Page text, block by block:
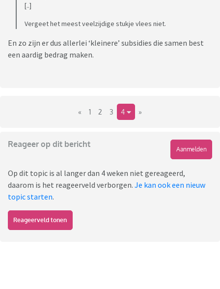
[..]
Vergeet het meest veelzijdige stukje vlees niet.
En zo zijn er dus allerlei ‘kleinere’ subsidies die samen best
een aardig bedrag maken.
« 1 2 3 4 »
Reageer op dit bericht
Aanmelden
Op dit topic is al langer dan 4 weken niet gereageerd,
daarom is het reageerveld verborgen. Je kan ook een nieuw
topic starten.
Reageerveld tonen